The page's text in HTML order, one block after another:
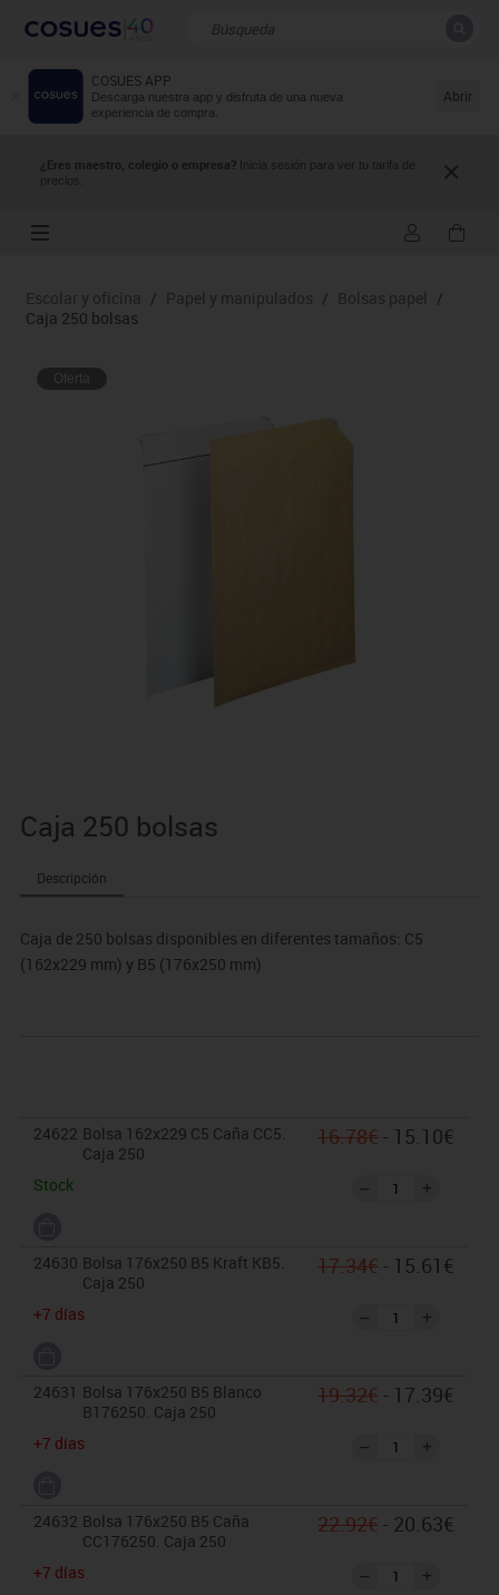
COSUES APP
Descarga nuestra app y disfruta de una nueva
experiencia de compra.
Abrir
¿Eres maestro, colegio o empresa? Inicia sesión para ver tu tarifa de
precios.
Resultados de la búsqueda
Escolar y oficina / Papel y manipulados / Bolsas papel
/
Caja 250 bolsas
Oferta
Caja 250 bolsas
Descripción
Caja de 250 bolsas disponibles en diferentes tamaños: C5
(162x229 mm) y B5 (176x250 mm)
24622 Bolsa 162x229 C5 Caña CC5.
Caja 250
Stock
16.78€- 15.10€
24630 Bolsa 176x250 B5 Kraft KB5.
Caja 250
+7 días
17.34€- 15.61€
24631 Bolsa 176x250 B5 Blanco
B176250. Caja 250
+7 días
19.32€- 17.39€
24632 Bolsa 176x250 B5 Caña
CC176250. Caja 250
+7 días
22.92€- 20.63€